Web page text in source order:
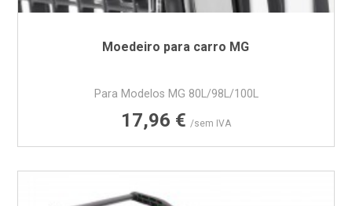
Moedeiro para carro MG
Para Modelos MG 80L/98L/100L
Preço
17,96 € /sem IVA